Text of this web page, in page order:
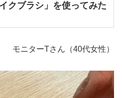
クブラシ」を使ってみた
モニターTさん（40代女性）